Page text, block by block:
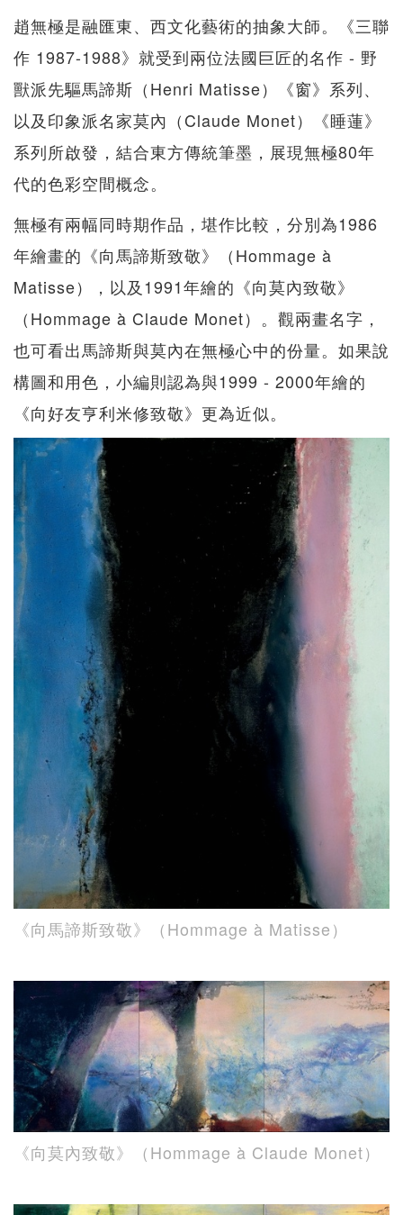
趙無極是融匯東、西文化藝術的抽象大師。《三聯
作 1987-1988》就受到兩位法國巨匠的名作 - 野
獸派先驅馬諦斯（Henri Matisse）《窗》系列、
以及印象派名家莫內（Claude Monet）《睡蓮》
系列所啟發，結合東方傳統筆墨，展現無極80年
代的色彩空間概念。
無極有兩幅同時期作品，堪作比較，分別為1986
年繪畫的《向馬諦斯致敬》（Hommage à
Matisse），以及1991年繪的《向莫內致敬》
（Hommage à Claude Monet）。觀兩畫名字，
也可看出馬諦斯與莫內在無極心中的份量。如果說
構圖和用色，小編則認為與1999 - 2000年繪的
《向好友亨利米修致敬》更為近似。
《向馬諦斯致敬》（Hommage à Matisse）
《向莫內致敬》（Hommage à Claude Monet）